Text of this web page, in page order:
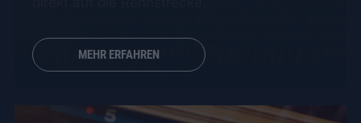
MEHR ERFAHREN